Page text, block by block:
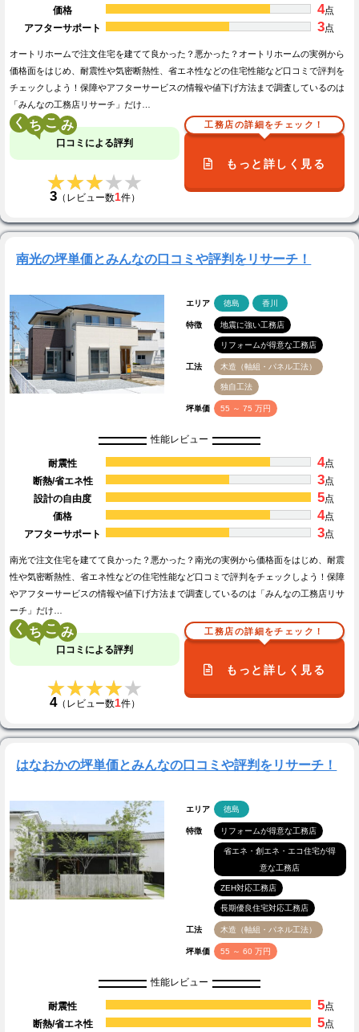
価格
4点
アフターサポート
3点
オートリホームで注文住宅を建てて良かった？悪かった？オートリホームの実例から
価格面をはじめ、耐震性や気密断熱性、省エネ性などの住宅性能など口コミで評判を
チェックしよう！保障やアフターサービスの情報や値下げ方法まで調査しているのは
「みんなの工務店リサーチ」だけ…
く こ
口コミによる評判
★★★★★
★★★★★
3（レビュー数1件）
工務店の詳細をチェック！
もっと詳しく見る
南光の坪単価とみんなの口コミや評判をリサーチ！
エリア 徳島 香川
特徴 地震に強い工務店
リフォームが得意な工務店
工法 木造（軸組・パネル工法）
独自工法
坪単価 55 ～ 75 万円
性能レビュー
耐震性 4点
断熱/省エネ性
3点
設計の自由度
5点
価格
4点
アフターサポート
3点
南光で注文住宅を建てて良かった？悪かった？南光の実例から価格面をはじめ、耐震
性や気密断熱性、省エネ性などの住宅性能など口コミで評判をチェックしよう！保障
やアフターサービスの情報や値下げ方法まで調査しているのは「みんなの工務店リサ
ーチ」だけ…
く こ
口コミによる評判
★★★★★
★★★★★
4（レビュー数1件）
工務店の詳細をチェック！
もっと詳しく見る
はなおかの坪単価とみんなの口コミや評判をリサーチ！
エリア 徳島
特徴 リフォームが得意な工務店
省エネ・創エネ・エコ住宅が得
意な工務店
ZEH対応工務店
長期優良住宅対応工務店
工法 木造（軸組・パネル工法）
坪単価 55 ～ 60 万円
性能レビュー
耐震性 5点
断熱/省エネ性
5点